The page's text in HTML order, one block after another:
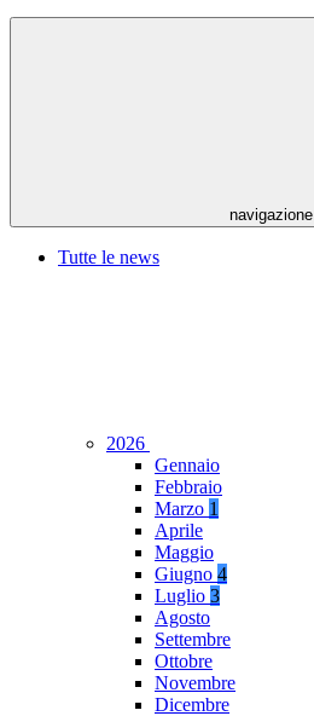
navigazione
Tutte le news
2026
Gennaio
Febbraio
Marzo 1
Aprile
Maggio
Giugno 4
Luglio 3
Agosto
Settembre
Ottobre
Novembre
Dicembre